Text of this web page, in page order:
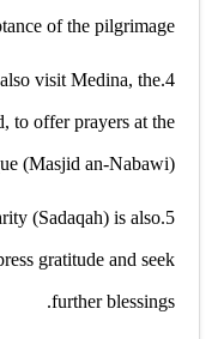
of the pilgrimage.
visit Medina, the
to offer prayers at the
(Masjid an-Nabawi).
(Sadaqah) is also
gratitude and seek
further blessings.